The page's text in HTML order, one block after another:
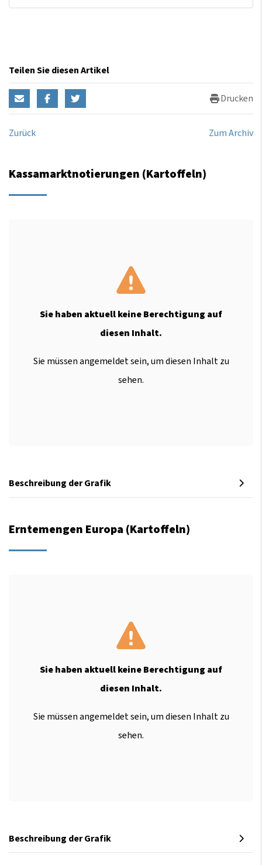
Teilen Sie diesen Artikel
Drucken
Zurück Zum Archiv
Kassamarktnotierungen (Kartoffeln)
Sie haben aktuell keine Berechtigung auf
diesen Inhalt.
Sie müssen angemeldet sein, um diesen Inhalt zu
sehen.
Beschreibung der Grafik
Erntemengen Europa (Kartoffeln)
Sie haben aktuell keine Berechtigung auf
diesen Inhalt.
Sie müssen angemeldet sein, um diesen Inhalt zu
sehen.
Beschreibung der Grafik